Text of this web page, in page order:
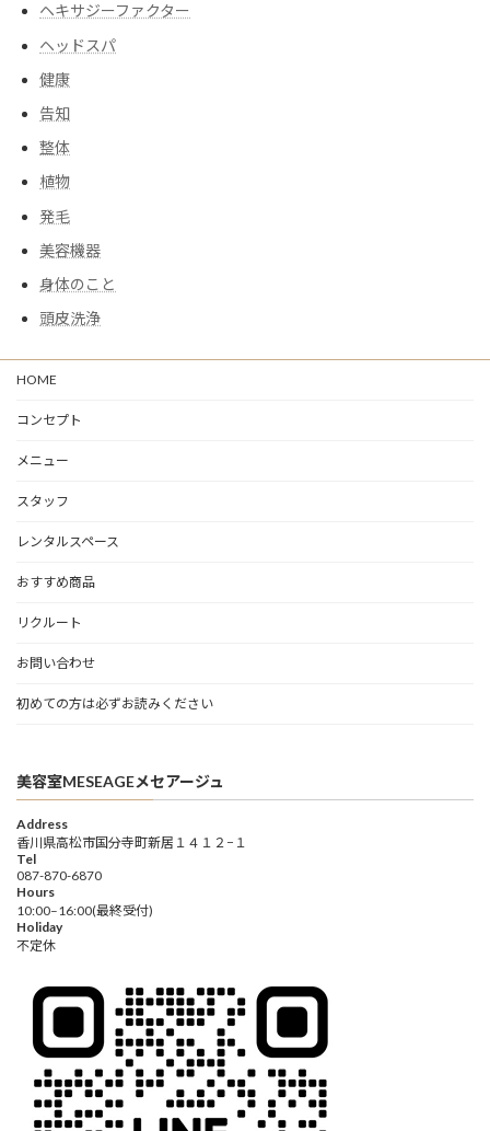
ヘキサジーファクター
ヘッドスパ
健康
告知
整体
植物
発毛
美容機器
身体のこと
頭皮洗浄
HOME
コンセプト
メニュー
スタッフ
レンタルスペース
おすすめ商品
リクルート
お問い合わせ
初めての方は必ずお読みください
美容室MESEAGEメセアージュ
Address
香川県高松市国分寺町新居１４１２−１
Tel
087-870-6870
Hours
10:00–16:00(最終受付)
Holiday
不定休